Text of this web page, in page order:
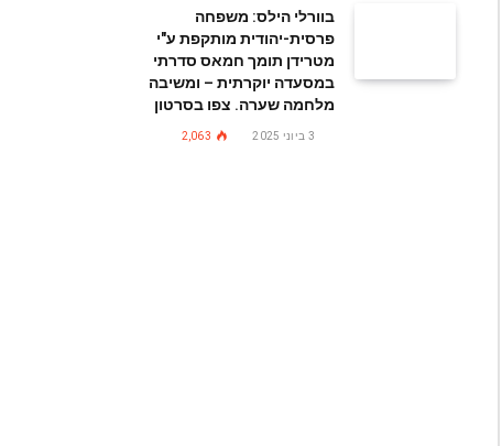
בוורלי הילס: משפחה
פרסית-יהודית מותקפת ע"י
מטרידן תומך חמאס סדרתי
במסעדה יוקרתית – ומשיבה
מלחמה שערה. צפו בסרטון
3 ביוני 2025 2,063